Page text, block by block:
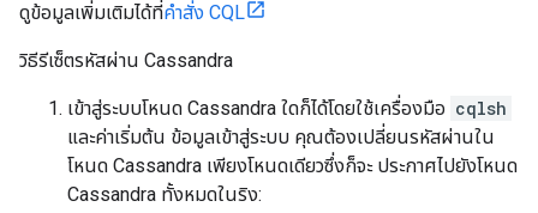
ดูข้อมูลเพิ่มเติมได้ที่คำสั่ง CQL
วิธีรีเซ็ตรหัสผ่าน Cassandra
เข้าสู่ระบบโหนด Cassandra ใดก็ได้โดยใช้เครื่องมือ cqlsh
และค่าเริ่มต้น ข้อมูลเข้าสู่ระบบ คุณต้องเปลี่ยนรหัสผ่านใน
โหนด Cassandra เพียงโหนดเดียวซึ่งก็จะ ประกาศไปยังโหนด
Cassandra ทั้งหมดในริง: